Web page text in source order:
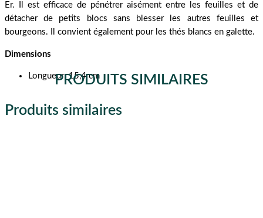
Er. Il est efficace de pénétrer aisément entre les feuilles et de
détacher de petits blocs sans blesser les autres feuilles et
bourgeons. Il convient également pour les thés blancs en galette.
Dimensions
Longueur: 15,4 cm
PRODUITS SIMILAIRES
Produits similaires